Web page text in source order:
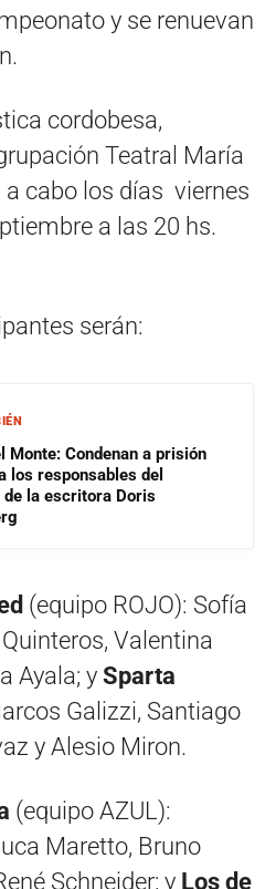
y se renuevan
cordobesa,
Teatral María
a cabo los días viernes
a las 20 hs.
serán:
Monte: Condenan a prisión
los responsables del
de la escritora Doris
(equipo ROJO): Sofía
Valentina
Ayala; y Sparta
Galizzi, Santiago
y Alesio Miron.
(equipo AZUL):
Maretto, Bruno
Schneider; y Los de